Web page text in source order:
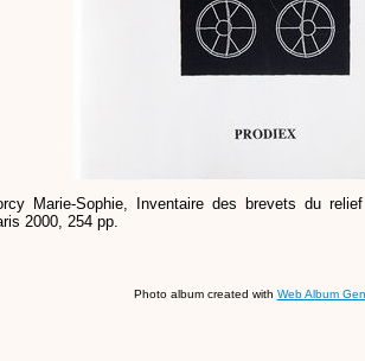
Marie-Sophie, Inventaire des brevets du
2000, 254 pp.
Photo album created with Web Album